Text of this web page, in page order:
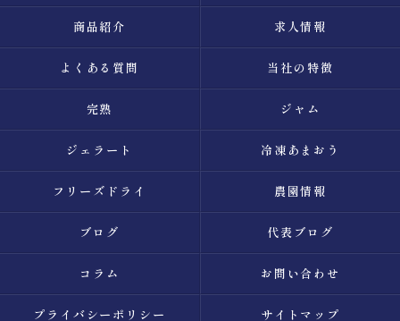
商品紹介 求人情報
よくある質問 当社の特徴
完熟 ジャム
ジェラート 冷凍あまおう
フリーズドライ 農園情報
ブログ 代表ブログ
コラム お問い合わせ
プライバシーポリシー サイトマップ